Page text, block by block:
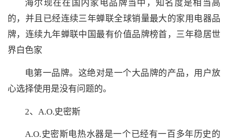
海尔现在在国内家电品牌当中，知名度是相当高
的，并且已经连续三年蝉联全球销量最大的家用电器品
牌，连续九年蝉联中国最有价值品牌榜首，三年稳居世
界白色家
电第一品牌。这绝对是一个大品牌的产品，用户放
心选择使用是没有问题的。
2、A.O.史密斯
A.O.史密斯电热水器是一个已经有一百多年历史的